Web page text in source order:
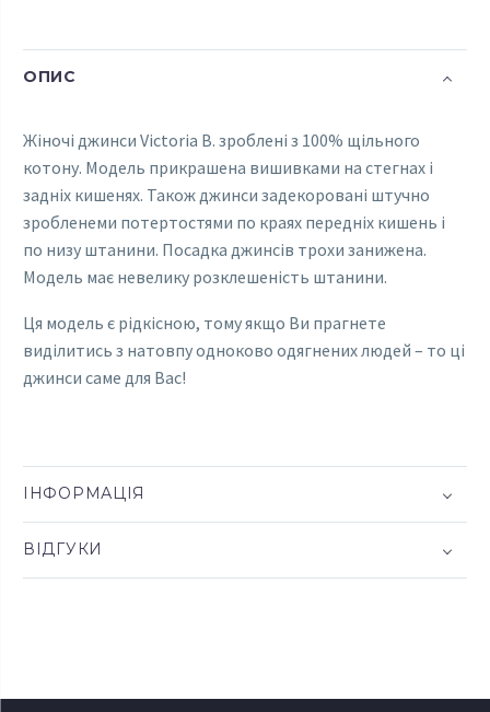
ОПИС
Жіночі джинси Victoria B. зроблені з 100% щільного
котону. Модель прикрашена вишивками на стегнах і
задніх кишенях. Також джинси задекоровані штучно
зробленеми потертостями по краях передніх кишень і
по низу штанини. Посадка джинсів трохи занижена.
Модель має невелику розклешеність штанини.
Ця модель є рідкісною, тому якщо Ви прагнете
виділитись з натовпу одноково одягнених людей – то ці
джинси саме для Вас!
ІНФОРМАЦІЯ
ВІДГУКИ